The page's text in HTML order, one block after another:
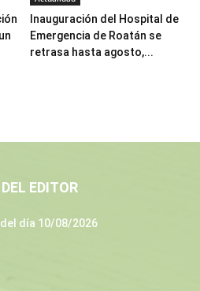
Inauguración del Hospital de
Emergencia de Roatán se
retrasa hasta agosto,...
EDITOR
día 10/08/2026